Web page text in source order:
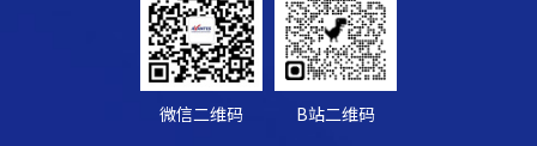
微信二维码 B站二维码